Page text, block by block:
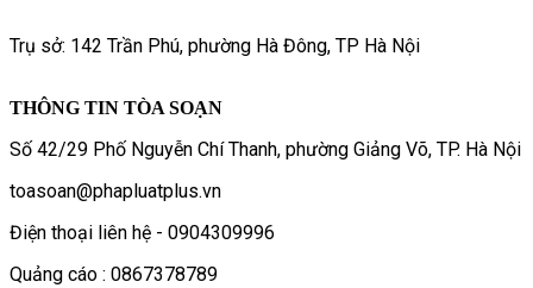
Trụ sở: 142 Trần Phú, phường Hà Đông, TP Hà Nội
THÔNG TIN TÒA SOẠN
Số 42/29 Phố Nguyễn Chí Thanh, phường Giảng Võ, TP. Hà Nội
toasoan@phapluatplus.vn
Điện thoại liên hệ - 0904309996
Quảng cáo : 0867378789